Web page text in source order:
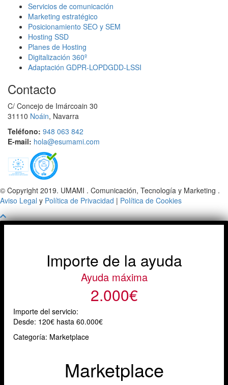
Servicios de comunicación
Marketing estratégico
Posicionamiento SEO y SEM
Hosting SSD
Planes de Hosting
Digitalización 360º
Adaptación GDPR-LOPDGDD-LSSI
Contacto
C/ Concejo de Imárcoain 30
31110 Noáin, Navarra
Teléfono: 948 063 842
E-mail: hola@esumami.com
© Copyright 2019. UMAMI . Comunicación, Tecnología y Marketing .
Aviso Legal y Política de Privacidad | Política de Cookies
Importe de la ayuda
Ayuda máxima
2.000€
Importe del servicio:
Desde: 120€ hasta 60.000€
Categoría: Marketplace
Marketplace